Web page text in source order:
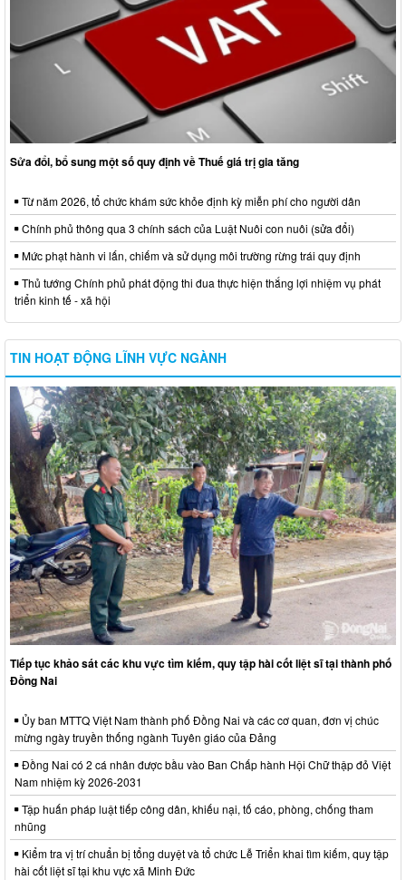
Sửa đổi, bổ sung một số quy định về Thuế giá trị gia tăng
Từ năm 2026, tổ chức khám sức khỏe định kỳ miễn phí cho người dân
Chính phủ thông qua 3 chính sách của Luật Nuôi con nuôi (sửa đổi)
Mức phạt hành vi lấn, chiếm và sử dụng môi trường rừng trái quy định
Thủ tướng Chính phủ phát động thi đua thực hiện thắng lợi nhiệm vụ phát
triển kinh tế - xã hội
TIN HOẠT ĐỘNG LĨNH VỰC NGÀNH
Tiếp tục khảo sát các khu vực tìm kiếm, quy tập hài cốt liệt sĩ tại thành phố
Đồng Nai
Ủy ban MTTQ Việt Nam thành phố Đồng Nai và các cơ quan, đơn vị chúc
mừng ngày truyền thống ngành Tuyên giáo của Đảng
Đồng Nai có 2 cá nhân được bầu vào Ban Chấp hành Hội Chữ thập đỏ Việt
Nam nhiệm kỳ 2026-2031
Tập huấn pháp luật tiếp công dân, khiếu nại, tố cáo, phòng, chống tham
nhũng
Kiểm tra vị trí chuẩn bị tổng duyệt và tổ chức Lễ Triển khai tìm kiếm, quy tập
hài cốt liệt sĩ tại khu vực xã Minh Đức